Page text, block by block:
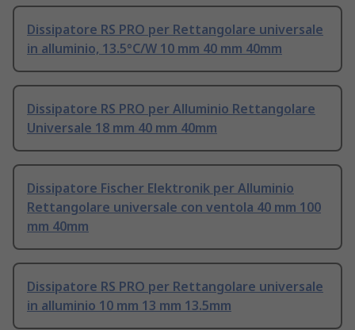
Dissipatore RS PRO per Rettangolare universale
in alluminio, 13.5°C/W 10 mm 40 mm 40mm
Dissipatore RS PRO per Alluminio Rettangolare
Universale 18 mm 40 mm 40mm
Dissipatore Fischer Elektronik per Alluminio
Rettangolare universale con ventola 40 mm 100
mm 40mm
Dissipatore RS PRO per Rettangolare universale
in alluminio 10 mm 13 mm 13.5mm